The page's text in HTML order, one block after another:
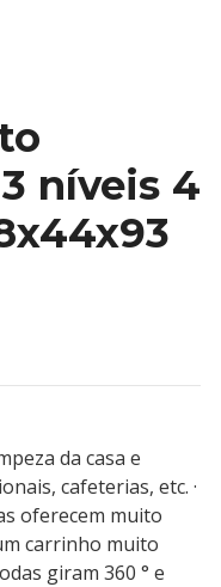
níveis 4
da casa e
cafeterias, etc. ·
oferecem muito
carrinho muito
giram 360 ° e